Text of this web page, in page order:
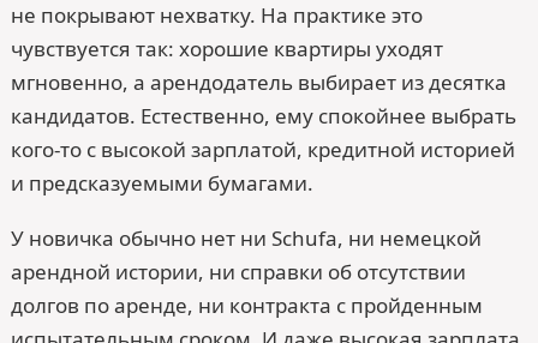
не покрывают нехватку. На практике это
чувствуется так: хорошие квартиры уходят
мгновенно, а арендодатель выбирает из десятка
кандидатов. Естественно, ему спокойнее выбрать
кого-то с высокой зарплатой, кредитной историей
и предсказуемыми бумагами.
У новичка обычно нет ни Schufa, ни немецкой
арендной истории, ни справки об отсутствии
долгов по аренде, ни контракта с пройденным